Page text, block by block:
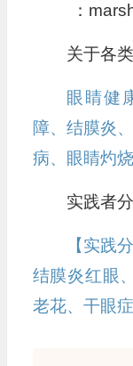
：
关于各
眼睛健
障、结膜炎
病、眼睛灼
实践者
【实践
结膜炎红眼
老花、干眼症